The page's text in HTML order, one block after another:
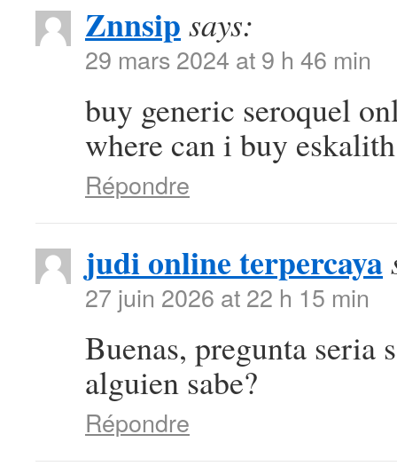
Znnsip says:
29 mars 2024 at 9 h 46 min
buy generic seroquel
where can i buy eskalith
Répondre
judi online terpercaya
27 juin 2026 at 22 h 15 min
Buenas, pregunta seria
alguien sabe?
Répondre